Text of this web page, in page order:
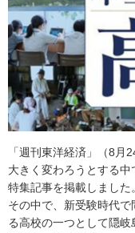
「週刊東洋経済」（8月
大きく変わろうとする
特集記事を掲載しました。
その中で、新受験時代
る高校の一つとして隠岐